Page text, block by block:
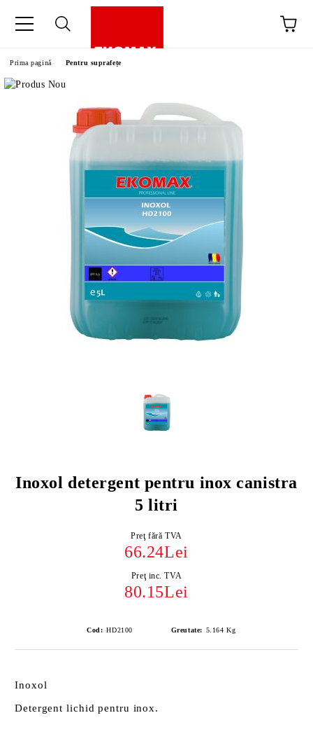
Prima pagină Pentru suprafețe
Inoxol detergent pentru inox canistra
5 litri
Preţ fără TVA
66.24Lei
Preţ inc. TVA
80.15Lei
Cod: HD2100 Greutate: 5.164 Kg
Inoxol
Detergent lichid pentru inox.